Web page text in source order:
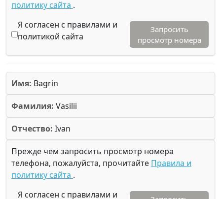
политику сайта .
Я согласен с правилами и
политикой сайта
Запросить
просмотр номера
Имя: Bagrin
Фамилия: Vasilii
Отчество: Ivan
Прежде чем запросить просмотр номера
телефона, пожалуйста, прочитайте Правила и
политику сайта .
Я согласен с правилами и